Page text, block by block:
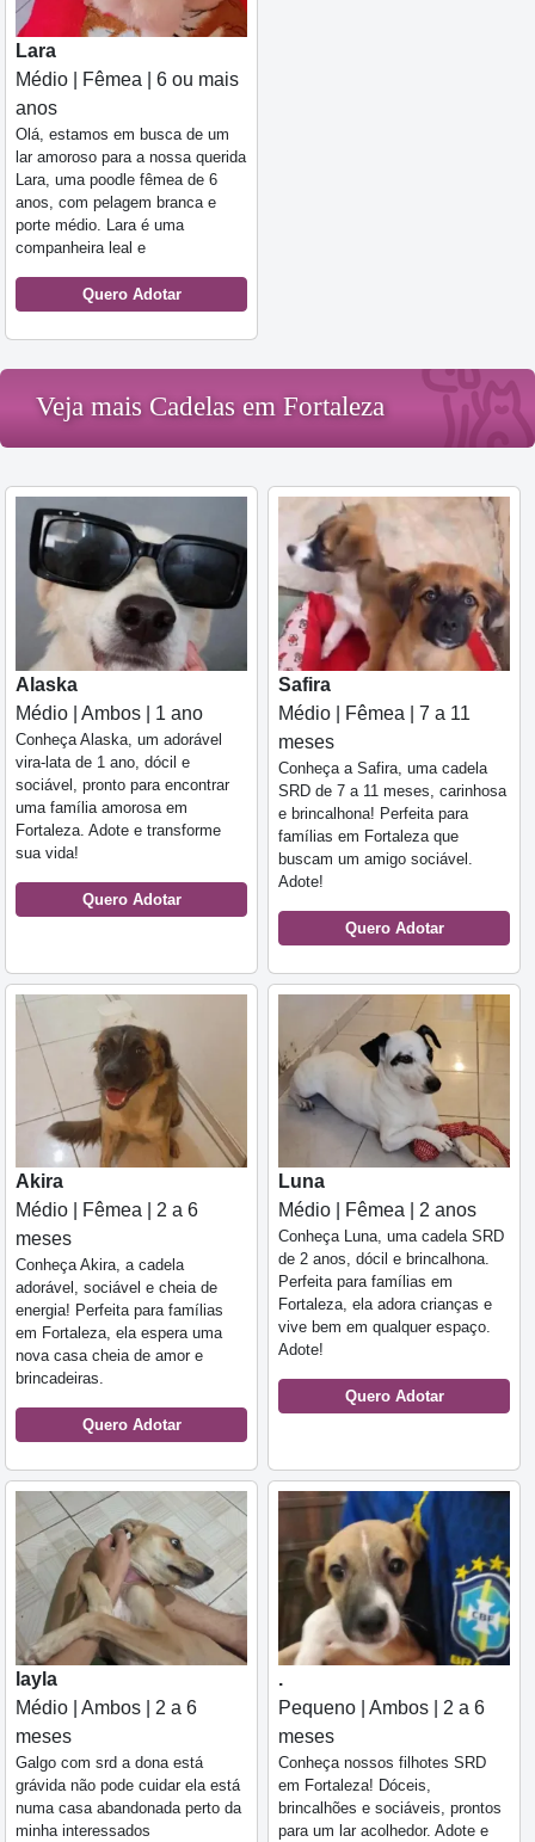
Lara
Médio | Fêmea | 6 ou mais
anos
Olá, estamos em busca de um
lar amoroso para a nossa querida
Lara, uma poodle fêmea de 6
anos, com pelagem branca e
porte médio. Lara é uma
companheira leal e
Quero Adotar
Veja mais Cadelas em Fortaleza
Alaska
Médio | Ambos | 1 ano
Conheça Alaska, um adorável
vira-lata de 1 ano, dócil e
sociável, pronto para encontrar
uma família amorosa em
Fortaleza. Adote e transforme
sua vida!
Quero Adotar
Safira
Médio | Fêmea | 7 a 11
meses
Conheça a Safira, uma cadela
SRD de 7 a 11 meses, carinhosa
e brincalhona! Perfeita para
famílias em Fortaleza que
buscam um amigo sociável.
Adote!
Quero Adotar
Akira
Médio | Fêmea | 2 a 6
meses
Conheça Akira, a cadela
adorável, sociável e cheia de
energia! Perfeita para famílias
em Fortaleza, ela espera uma
nova casa cheia de amor e
brincadeiras.
Quero Adotar
Luna
Médio | Fêmea | 2 anos
Conheça Luna, uma cadela SRD
de 2 anos, dócil e brincalhona.
Perfeita para famílias em
Fortaleza, ela adora crianças e
vive bem em qualquer espaço.
Adote!
Quero Adotar
layla
Médio | Ambos | 2 a 6
meses
Galgo com srd a dona está
grávida não pode cuidar ela está
numa casa abandonada perto da
minha interessados
.
Pequeno | Ambos | 2 a 6
meses
Conheça nossos filhotes SRD
em Fortaleza! Dóceis,
brincalhões e sociáveis, prontos
para um lar acolhedor. Adote e